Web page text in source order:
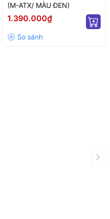
(M-ATX/ MÀU ĐEN)
1.390.000₫